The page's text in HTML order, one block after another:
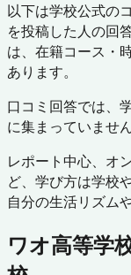
以下は学校公式の
を投稿した人の回
は、在籍コース・
あります。
口コミ回答では、
に集まっていません
レポート中心、オ
ど、学び方は学校
自分の生活リズム
ワオ高等学